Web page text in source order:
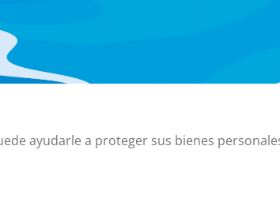
Tipos actuales de cuentas IRA y CD
ayudarle a proteger sus bienes